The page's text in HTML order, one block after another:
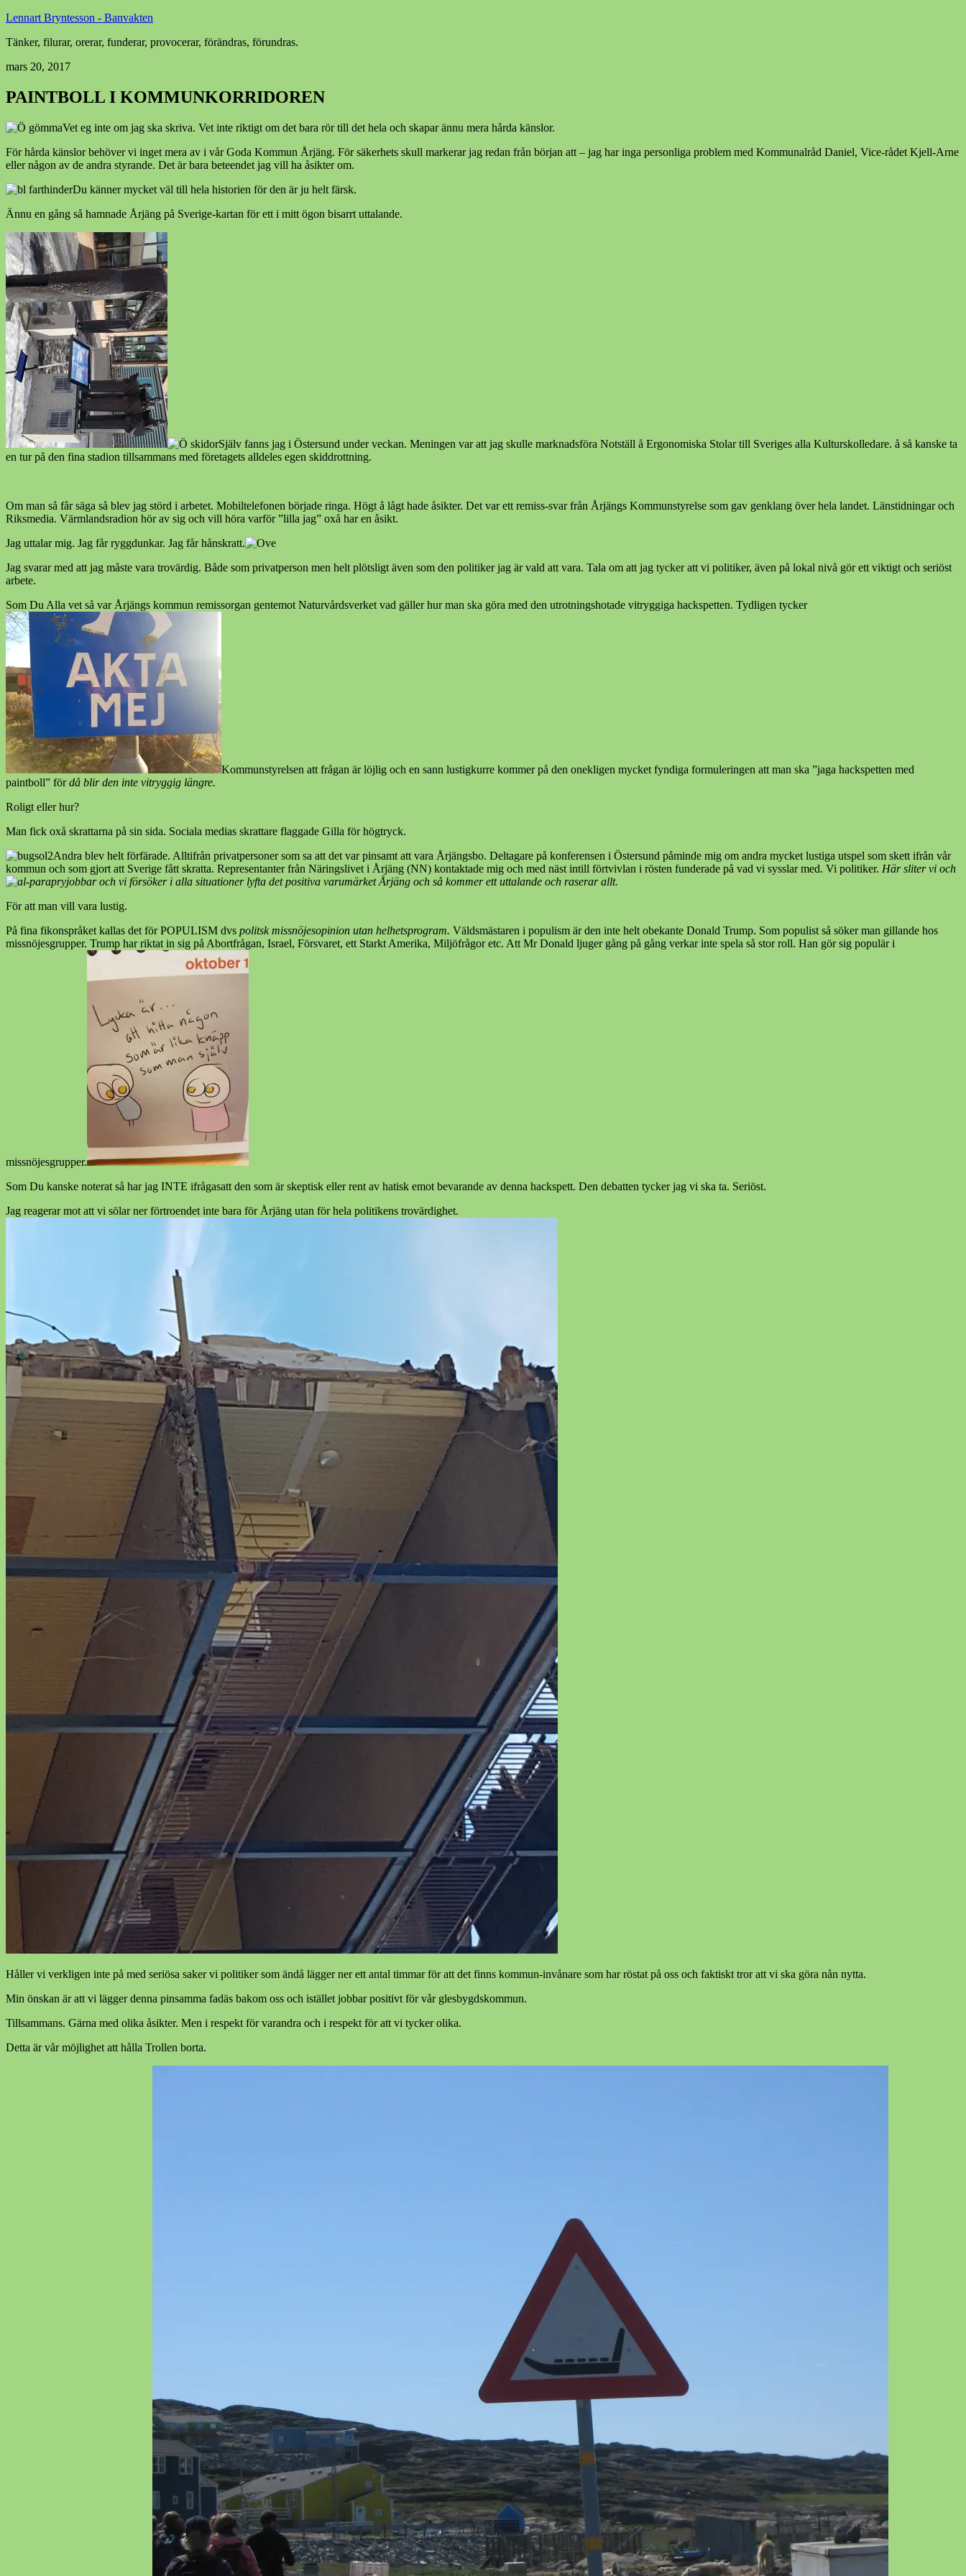
Lennart Bryntesson - Banvakten
Tänker, filurar, orerar, funderar, provocerar, förändras, förundras.
mars 20, 2017
PAINTBOLL I KOMMUNKORRIDOREN
Vet eg inte om jag ska skriva. Vet inte riktigt om det bara rör till det hela och skapar ännu mera hårda känslor.
För hårda känslor behöver vi inget mera av i vår Goda Kommun Årjäng. För säkerhets skull markerar jag redan från början att – jag har inga personliga problem med Kommunalråd Daniel, Vice-rådet Kjell-Arne
eller någon av de andra styrande. Det är bara beteendet jag vill ha åsikter om.
Du känner mycket väl till hela historien för den är ju helt färsk.
Ännu en gång så hamnade Årjäng på Sverige-kartan för ett i mitt ögon bisarrt uttalande.
Själv fanns jag i Östersund under veckan. Meningen var att jag skulle marknadsföra Notställ å Ergonomiska Stolar till Sveriges alla Kulturskolledare. å så kanske ta
en tur på den fina stadion tillsammans med företagets alldeles egen skiddrottning.
Om man så får säga så blev jag störd i arbetet. Mobiltelefonen började ringa. Högt å lågt hade åsikter. Det var ett remiss-svar från Årjängs Kommunstyrelse som gav genklang över hela landet. Länstidningar och
Riksmedia. Värmlandsradion hör av sig och vill höra varför ”lilla jag” oxå har en åsikt.
Jag uttalar mig. Jag får ryggdunkar. Jag får hånskratt.
Jag svarar med att jag måste vara trovärdig. Både som privatperson men helt plötsligt även som den politiker jag är vald att vara. Tala om att jag tycker att vi politiker, även på lokal nivå gör ett viktigt och seriöst
arbete.
Som Du Alla vet så var Årjängs kommun remissorgan gentemot Naturvårdsverket vad gäller hur man ska göra med den utrotningshotade vitryggiga hackspetten. Tydligen tycker
Kommunstyrelsen att frågan är löjlig och en sann lustigkurre kommer på den onekligen mycket fyndiga formuleringen att man ska ”jaga hackspetten med
paintboll” fördå blir den inte vitryggig längre.
Roligt eller hur?
Man fick oxå skrattarna på sin sida. Sociala medias skrattare flaggade Gilla för högtryck.
Andra blev helt förfärade. Alltifrån privatpersoner som sa att det var pinsamt att vara Årjängsbo. Deltagare på konferensen i Östersund påminde mig om andra mycket lustiga utspel som skett ifrån vår
kommun och som gjort att Sverige fått skratta. Representanter från Näringslivet i Årjäng (NN) kontaktade mig och med näst intill förtvivlan i rösten funderade på vad vi sysslar med. Vi politiker. Här sliter vi och
jobbar och vi försöker i alla situationer lyfta det positiva varumärket Årjäng och så kommer ett uttalande och raserar allt.
För att man vill vara lustig.
På fina fikonspråket kallas det för POPULISM dvs politsk missnöjesopinion utan helhetsprogram. Väldsmästaren i populism är den inte helt obekante Donald Trump. Som populist så söker man gillande hos
missnöjesgrupper. Trump har riktat in sig på Abortfrågan, Israel, Försvaret, ett Starkt Amerika, Miljöfrågor etc. Att Mr Donald ljuger gång på gång verkar inte spela så stor roll. Han gör sig populär i
missnöjesgrupper.
Som Du kanske noterat så har jag INTE ifrågasatt den som är skeptisk eller rent av hatisk emot bevarande av denna hackspett. Den debatten tycker jag vi ska ta. Seriöst.
Jag reagerar mot att vi sölar ner förtroendet inte bara för Årjäng utan för hela politikens trovärdighet.
Håller vi verkligen inte på med seriösa saker vi politiker som ändå lägger ner ett antal timmar för att det finns kommun-invånare som har röstat på oss och faktiskt tror att vi ska göra nån nytta.
Min önskan är att vi lägger denna pinsamma fadäs bakom oss och istället jobbar positivt för vår glesbygdskommun.
Tillsammans. Gärna med olika åsikter. Men i respekt för varandra och i respekt för att vi tycker olika.
Detta är vår möjlighet att hålla Trollen borta.